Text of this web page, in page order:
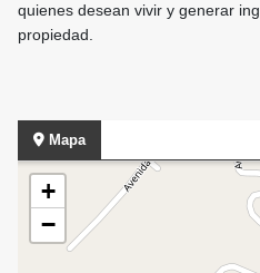
quienes desean vivir y generar
propiedad.
Mapa
+
−